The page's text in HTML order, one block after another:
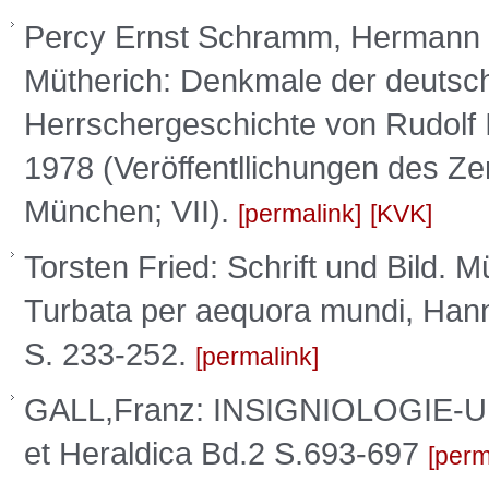
Percy Ernst Schramm,
Mütherich: Denkmale der
Herrschergeschichte von
1978 (Veröffentllichungen des
München; VII).
permalink KVK
Torsten Fried: Schrift und Bild.
Turbata per aequora mundi,
S. 233-252.
permalink
GALL,Franz: INSIGNIOLOGIE-
et Heraldica Bd.2 S.693-697